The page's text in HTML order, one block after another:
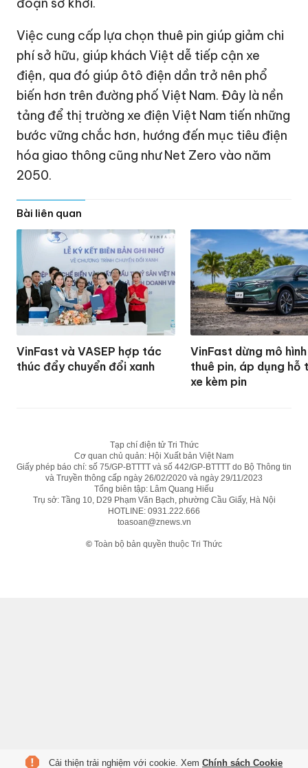
đoạn sơ khởi.
Việc cung cấp lựa chọn thuê pin giúp giảm chi
phí sở hữu, giúp khách Việt dễ tiếp cận xe
điện, qua đó giúp ôtô điện dần trở nên phổ
biến hơn trên đường phố Việt Nam. Đây là nền
tảng để thị trường xe điện Việt Nam tiến những
bước vững chắc hơn, hướng đến mục tiêu điện
hóa giao thông cũng như Net Zero vào năm
2050.
Bài liên quan
VinFast và VASEP hợp tác
thúc đẩy chuyển đổi xanh
VinFast dừng mô
thuê pin, áp dụng hỗ
xe kèm pin
Tạp chí điện tử Tri Thức
Cơ quan chủ quản: Hội Xuất bản Việt Nam
Giấy phép báo chí: số 75/GP-BTTTT và số 442/GP-BTTTT do Bộ Thông tin
và Truyền thông cấp ngày 26/02/2020 và ngày 29/11/2023
Tổng biên tập: Lâm Quang Hiếu
Trụ sở: Tầng 10, D29 Phạm Văn Bạch, phường Cầu Giấy, Hà Nội
HOTLINE: 0931.222.666
toasoan@znews.vn
© Toàn bộ bản quyền thuộc Tri Thức
Cải thiện trải nghiệm với cookie. Xem Chính sách Cookie